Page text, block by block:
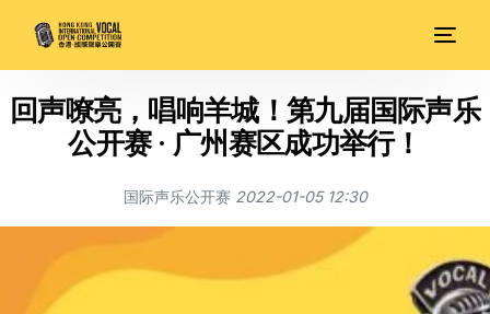
回声嘹亮，唱响羊城！第九届国际声乐
公开赛 · 广州赛区成功举行！
国际声乐公开赛 2022-01-05 12:30